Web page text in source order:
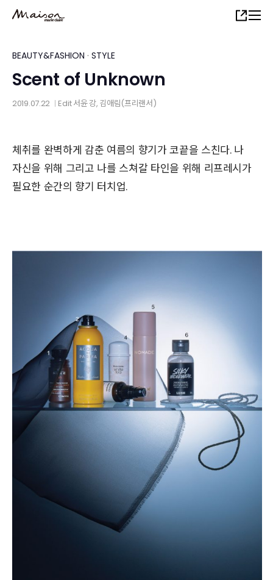
content
Share
BEAUTY&FASHION · STYLE
Scent of Unknown
2019.07.22 Edit서윤 강, 김애림(프리랜서)
체취를 완벽하게 감춘 여름의 향기가 코끝을 스친다. 나
자신을 위해 그리고 나를 스쳐갈 타인을 위해 리프레시가
필요한 순간의 향기 터치업.